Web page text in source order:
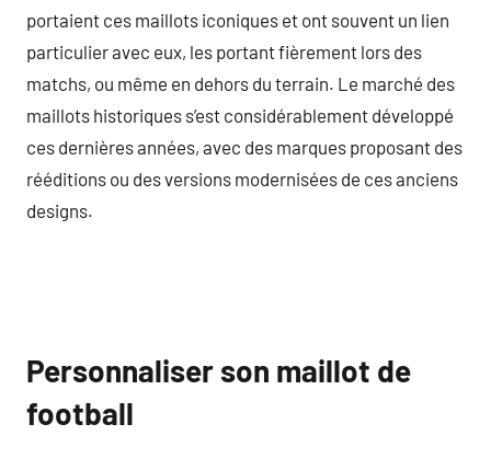
portaient ces maillots iconiques et ont souvent un lien
particulier avec eux, les portant fièrement lors des
matchs, ou même en dehors du terrain. Le marché des
maillots historiques s’est considérablement développé
ces dernières années, avec des marques proposant des
rééditions ou des versions modernisées de ces anciens
designs.
Personnaliser son maillot de
football